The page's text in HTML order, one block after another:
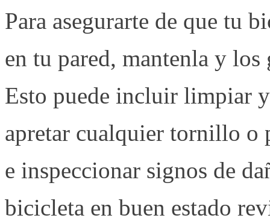
Para asegurarte de que tu
en tu pared, mantenla y
Esto puede incluir limpiar
apretar cualquier tornillo o
e inspeccionar signos de
bicicleta en buen estado